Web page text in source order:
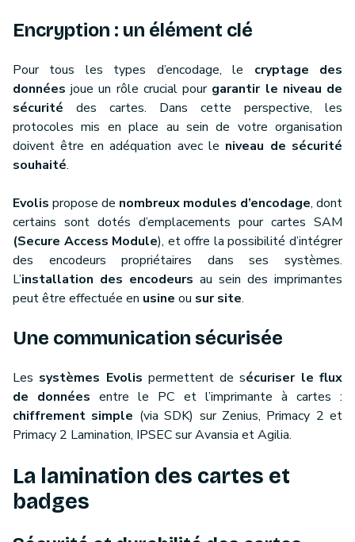
Encryption : un élément clé
Pour tous les types d’encodage, le cryptage des
données joue un rôle crucial pour garantir le niveau de
sécurité des cartes. Dans cette perspective, les
protocoles mis en place au sein de votre organisation
doivent être en adéquation avec le niveau de sécurité
souhaité.
Evolis propose de nombreux modules d’encodage, dont
certains sont dotés d’emplacements pour cartes SAM
(Secure Access Module), et offre la possibilité d’intégrer
des encodeurs propriétaires dans ses systèmes.
L’installation des encodeurs au sein des imprimantes
peut être effectuée en usine ou sur site.
Une communication sécurisée
Les systèmes Evolis permettent de sécuriser le flux
de données entre le PC et l’imprimante à cartes :
chiffrement simple (via SDK) sur Zenius, Primacy 2 et
Primacy 2 Lamination, IPSEC sur Avansia et Agilia.
La lamination des cartes et
badges